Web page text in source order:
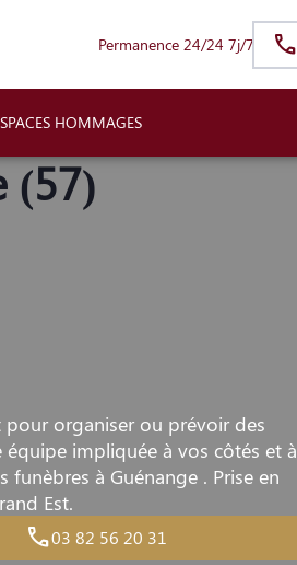
Permanence 24/24 7j/7
HOMMAGES
(57)
pour organiser ou prévoir des
impliquée à vos côtés et à
à Guénange . Prise en
Est.
03 82 56 20 31